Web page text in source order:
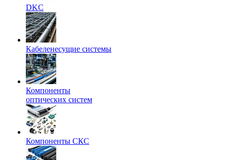
DKC
Кабеленесущие системы
Компоненты
оптических систем
Компоненты СКС